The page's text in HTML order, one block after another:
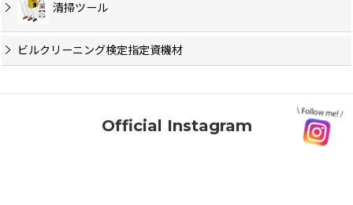
清掃ツール
ビルクリーニング検定指定資機材
Official Instagram